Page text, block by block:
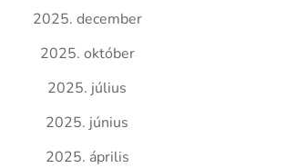
2025. december
2025. október
2025. július
2025. június
2025. április